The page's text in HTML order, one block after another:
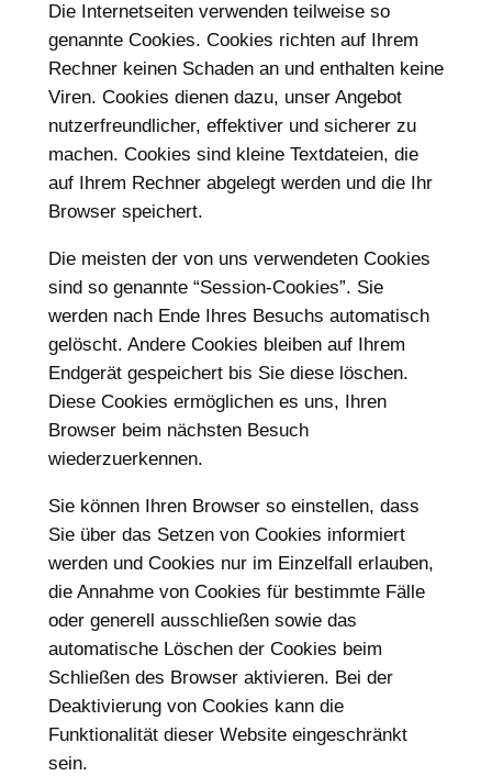
Die Internetseiten verwenden teilweise so
genannte Cookies. Cookies richten auf Ihrem
Rechner keinen Schaden an und enthalten keine
Viren. Cookies dienen dazu, unser Angebot
nutzerfreundlicher, effektiver und sicherer zu
machen. Cookies sind kleine Textdateien, die
auf Ihrem Rechner abgelegt werden und die Ihr
Browser speichert.
Die meisten der von uns verwendeten Cookies
sind so genannte “Session-Cookies”. Sie
werden nach Ende Ihres Besuchs automatisch
gelöscht. Andere Cookies bleiben auf Ihrem
Endgerät gespeichert bis Sie diese löschen.
Diese Cookies ermöglichen es uns, Ihren
Browser beim nächsten Besuch
wiederzuerkennen.
Sie können Ihren Browser so einstellen, dass
Sie über das Setzen von Cookies informiert
werden und Cookies nur im Einzelfall erlauben,
die Annahme von Cookies für bestimmte Fälle
oder generell ausschließen sowie das
automatische Löschen der Cookies beim
Schließen des Browser aktivieren. Bei der
Deaktivierung von Cookies kann die
Funktionalität dieser Website eingeschränkt
sein.